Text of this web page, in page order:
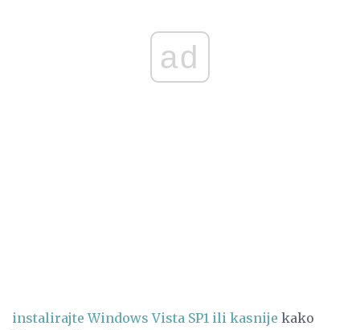
ad
instalirajte Windows Vista SP1 ili kasnije kako